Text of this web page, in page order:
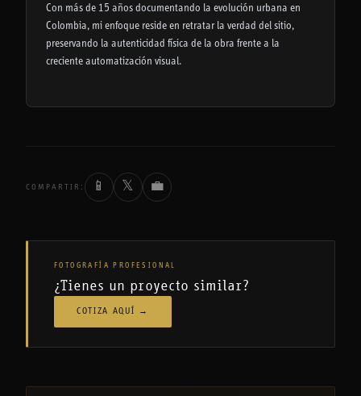
Con más de 15 años documentando la evolución urbana en
Colombia, mi enfoque reside en retratar la verdad del sitio,
preservando la autenticidad física de la obra frente a la
creciente automatización visual.
COMPARTIR: 📱 𝕏 💼
FOTOGRAFÍA PROFESIONAL
¿Tienes un proyecto similar?
COTIZA AQUÍ →